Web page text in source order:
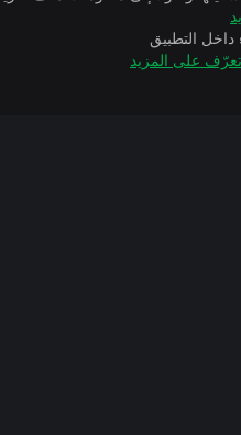
داخل التطبيق
تعرّف على المزيد